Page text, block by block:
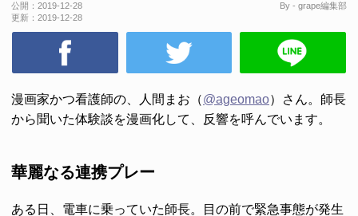
公開： 2019-12-28
更新： 2019-12-28
By - grape編集部
漫画家かつ看護師の、人間まお（@ageomao）さん。師長
から聞いた体験談を漫画化して、反響を呼んでいます。
華麗なる連携プレー
ある日、電車に乗っていた師長。目の前で緊急事態が発生